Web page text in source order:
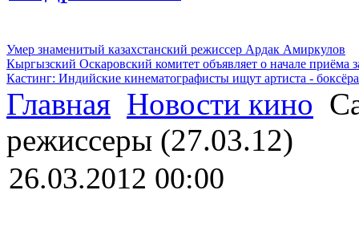
Умер знаменитый казахстанский режиссер Ардак Амиркулов
Кыргызский Оскаровский комитет объявляет о начале приёма
Кастинг: Индийские кинематографисты ищут артиста -
Главная Новости кино
режиссеры (27.03.12)
26.03.2012 00:00